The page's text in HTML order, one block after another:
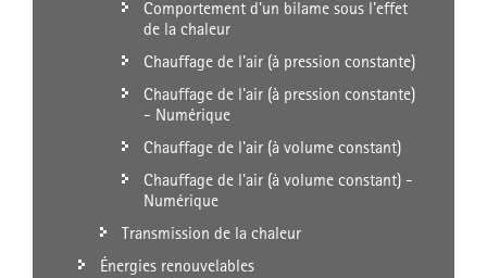
Comportement d'un bilame sous l'effet
de la chaleur
Chauffage de l'air (à pression constante)
Chauffage de l'air (à pression constante)
- Numérique
Chauffage de l'air (à volume constant)
Chauffage de l'air (à volume constant) -
Numérique
Transmission de la chaleur
Énergies renouvelables